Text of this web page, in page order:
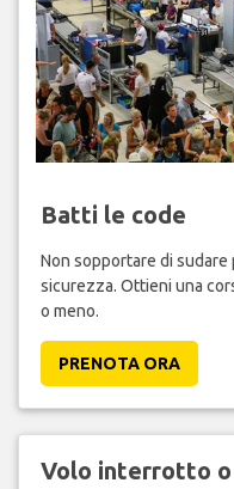
Batti le code
Non sopportare di
sicurezza. Ottieni una
o meno.
PRENOTA ORA
Volo interrotto o